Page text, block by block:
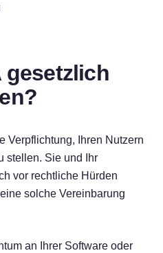
gesetzlich
Verpflichtung, Ihren Nutzern
stellen. Sie und Ihr
vor rechtliche Hürden
solche Vereinbarung
an Ihrer Software oder